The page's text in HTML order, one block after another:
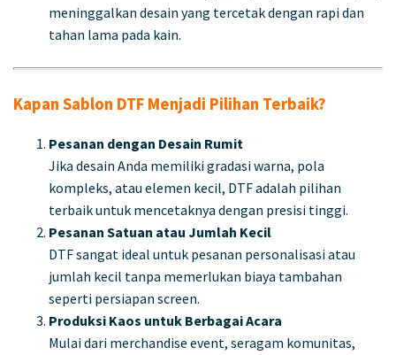
meninggalkan desain yang tercetak dengan rapi dan
tahan lama pada kain.
Kapan Sablon DTF Menjadi Pilihan Terbaik?
Pesanan dengan Desain Rumit
Jika desain Anda memiliki gradasi warna, pola
kompleks, atau elemen kecil, DTF adalah pilihan
terbaik untuk mencetaknya dengan presisi tinggi.
Pesanan Satuan atau Jumlah Kecil
DTF sangat ideal untuk pesanan personalisasi atau
jumlah kecil tanpa memerlukan biaya tambahan
seperti persiapan screen.
Produksi Kaos untuk Berbagai Acara
Mulai dari merchandise event, seragam komunitas,